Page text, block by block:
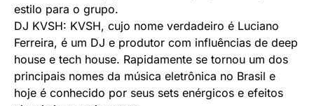
estilo para o grupo.
DJ KVSH: KVSH, cujo nome verdadeiro é Luciano
Ferreira, é um DJ e produtor com influências de deep
house e tech house. Rapidamente se tornou um dos
principais nomes da música eletrônica no Brasil e
hoje é conhecido por seus sets enérgicos e efeitos